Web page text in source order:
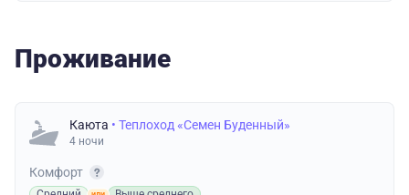
Проживание
Каюта • Теплоход «Семен Буденный»
4 ночи
Комфорт